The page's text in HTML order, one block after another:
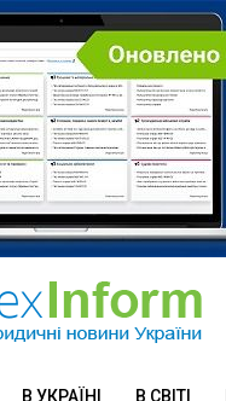
В УКРАЇНІ В СВІТІ